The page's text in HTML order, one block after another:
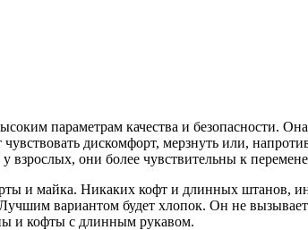
параметрам качества и безопасности.
дискомфорт, мерзнуть или,
взрослых, они более чувствительны к
и майка. Никаких кофт и длинных штанов,
вариантом будет хлопок. Он не
и кофты с длинным рукавом.